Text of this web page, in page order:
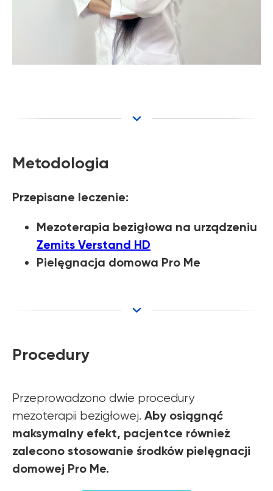
Metodologia
Przepisane leczenie:
Mezoterapia bezigłowa na urządzeniu
Zemits Verstand HD
Pielęgnacja domowa Pro Me
Procedury
Przeprowadzono dwie procedury
mezoterapii bezigłowej. Aby osiągnąć
maksymalny efekt, pacjentce również
zalecono stosowanie środków pielęgnacji
domowej Pro Me.